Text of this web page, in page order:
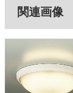
関連画像